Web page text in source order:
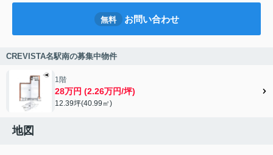
無料 お問い合わせ
CREVISTA名駅南の募集中物件
1階
28万円 (2.26万円/坪)
12.39坪(40.99㎡)
地図